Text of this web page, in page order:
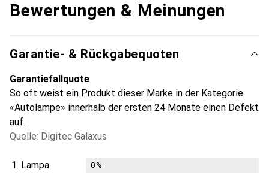
Bewertungen & Meinungen
Garantie- & Rückgabequoten
Garantiefallquote
So oft weist ein Produkt dieser Marke in der Kategorie
«Autolampe» innerhalb der ersten 24 Monate einen Defekt
auf.
Quelle: Digitec Galaxus
1. Lampa 0%